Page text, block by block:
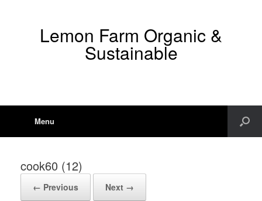
Lemon Farm Organic &
Sustainable
Menu
cook60 (12)
← Previous Next →